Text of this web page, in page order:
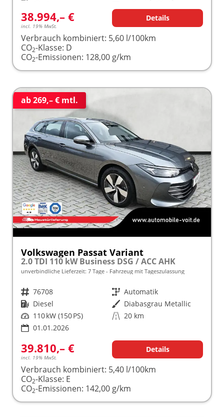
38.994,– €
incl. 19% MwSt.
Details
Verbrauch kombiniert: 5,60 l/100km
CO2-Klasse: D
CO2-Emissionen: 128,00 g/km
ab 269,– € mtl.
Volkswagen Passat Variant
2.0 TDI 110 kW Business DSG / ACC AHK
unverbindliche Lieferzeit: 7 Tage Fahrzeug mit Tageszulassung
Fahrzeugnr. 76708 Getriebe Automatik
Kraftstoff Diesel Außenfarbe Diabasgrau Metallic
Leistung 110 kW (150 PS) Kilometerstand 20 km
01.01.2026
39.810,– €
incl. 19% MwSt.
Details
Verbrauch kombiniert: 5,40 l/100km
CO2-Klasse: E
CO2-Emissionen: 142,00 g/km